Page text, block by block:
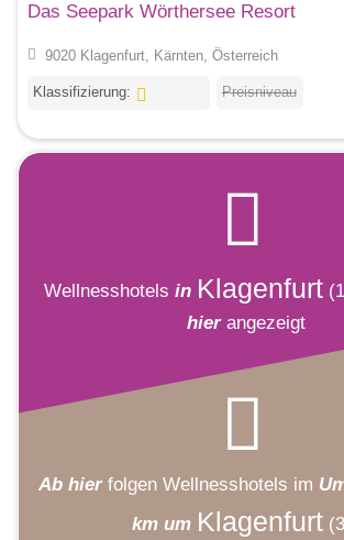
Das Seepark Wörthersee Resort
9020 Klagenfurt, Kärnten, Österreich
Klassifizierung: Preisniveau
Wellnesshotels in Klagenfurt
hierangezeigt
Ab hier folgen Wellnesshotels im
km um Klagenfurt